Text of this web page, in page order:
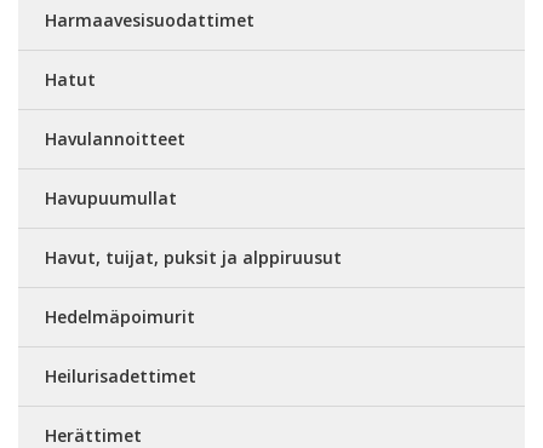
Harmaavesisuodattimet
Hatut
Havulannoitteet
Havupuumullat
Havut, tuijat, puksit ja alppiruusut
Hedelmäpoimurit
Heilurisadettimet
Herättimet